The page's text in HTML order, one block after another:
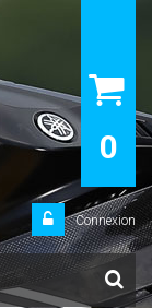
0
Connexion